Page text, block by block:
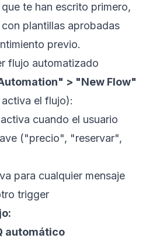
te han escrito primero,
plantillas aprobadas
previo.
flujo automatizado
> "New Flow"
activa el flujo):
cuando el usuario
("precio", "reservar",
para cualquier mensaje
trigger
automático